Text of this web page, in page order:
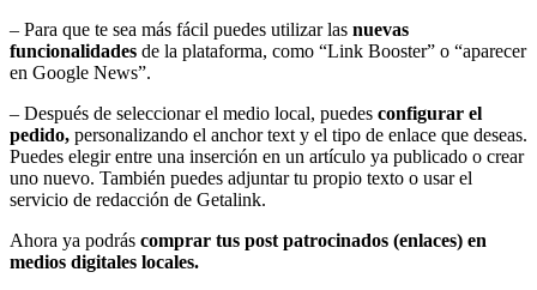
– Para que te sea más fácil puedes utilizar las nuevas
funcionalidades de la plataforma, como “Link Booster” o “aparecer
en Google News”.
– Después de seleccionar el medio local, puedes configurar el
pedido, personalizando el anchor text y el tipo de enlace que deseas.
Puedes elegir entre una inserción en un artículo ya publicado o crear
uno nuevo. También puedes adjuntar tu propio texto o usar el
servicio de redacción de Getalink.
Ahora ya podrás comprar tus post patrocinados (enlaces) en
medios digitales locales.